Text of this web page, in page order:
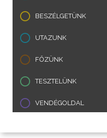
BESZÉLGETÜNK
UTAZUNK
FŐZÜNK
TESZTELÜNK
VENDÉGOLDAL